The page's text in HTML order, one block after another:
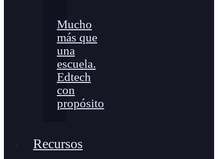
Mucho
más que
una
escuela.
Edtech
con
propósito
Recursos